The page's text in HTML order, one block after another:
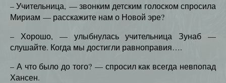
– Учительница, — звонким детским голоском спросила
Мириам — расскажите нам о Новой эре?
– Хорошо, — улыбнулась учительница Зунаб —
слушайте. Когда мы достигли равноправия….
– А что было до того? — спросил как всегда невпопад
Хансен.